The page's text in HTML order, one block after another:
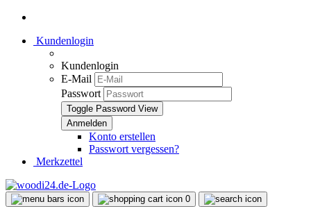
Kundenlogin
Kundenlogin
E-Mail
Passwort
Toggle Password View
Konto erstellen
Passwort vergessen?
Merkzettel
0